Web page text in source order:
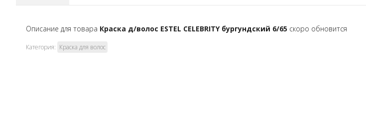
Описание для товара Краска д/волос ESTEL CELEBRITY бургундский 6/65 скоро обновится
Категория: Краска для волос